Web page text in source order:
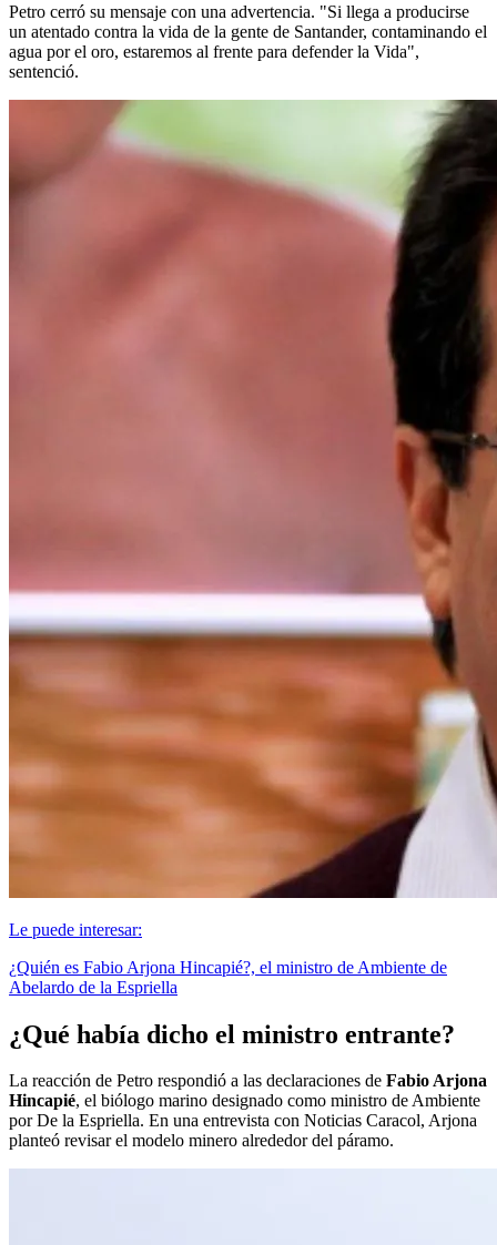
Petro cerró su mensaje con una advertencia. "Si llega a producirse
un atentado contra la vida de la gente de Santander, contaminando el
agua por el oro, estaremos al frente para defender la Vida",
sentenció.
Le puede interesar:
¿Quién es Fabio Arjona Hincapié?, el ministro de Ambiente de
Abelardo de la Espriella
¿Qué había dicho el ministro entrante?
La reacción de Petro respondió a las declaraciones de Fabio Arjona
Hincapié, el biólogo marino designado como ministro de Ambiente
por De la Espriella. En una entrevista con Noticias Caracol, Arjona
planteó revisar el modelo minero alrededor del páramo.